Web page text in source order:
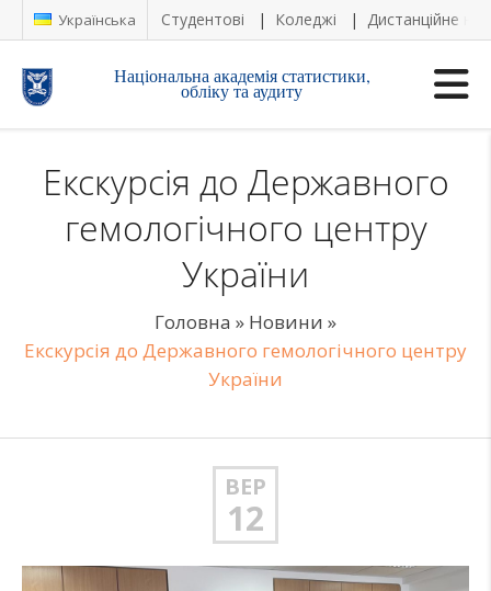
Українська Студентові Коледжі Дистанційне
Національна академія статистики,
обліку та аудиту
Екскурсія до Державного
гемологічного центру
України
Головна » Новини »
Екскурсія до Державного гемологічного центру
України
ВЕР
12